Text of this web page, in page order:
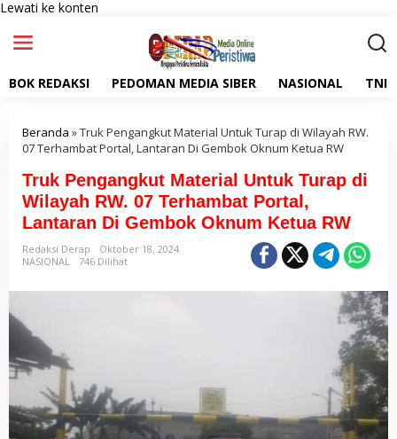
Lewati ke konten
BOK REDAKSI PEDOMAN MEDIA SIBER NASIONAL TNI
Beranda »Truk Pengangkut Material Untuk Turap di Wilayah RW.
07 Terhambat Portal, Lantaran Di Gembok Oknum Ketua RW
Truk Pengangkut Material Untuk Turap di
Wilayah RW. 07 Terhambat Portal,
Lantaran Di Gembok Oknum Ketua RW
Redaksi Derap
Oktober 18, 2024
NASIONAL
746 Dilihat